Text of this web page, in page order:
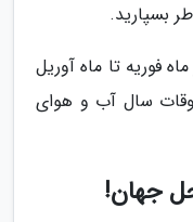
بسپارید.
فوریه تا ماه آوریل
اوقات سال آب و هوای
جهان!